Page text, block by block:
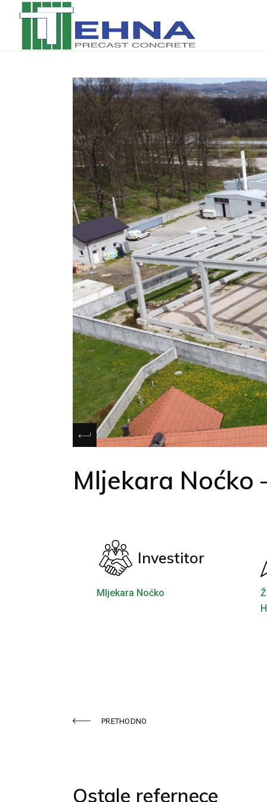
Mljekara Noćko
Investitor
Mljekara Noćko
PRETHODNO
Ostale refernece